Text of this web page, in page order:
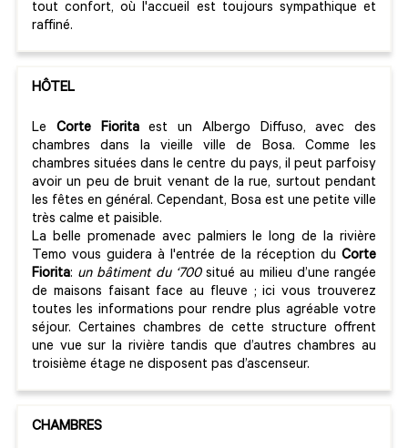
tout confort, où l'accueil est toujours sympathique et
raffiné.
HÔTEL
Le Corte Fioritaest un Albergo Diffuso, avec des
chambres dans la vieille ville de Bosa. Comme les
chambres situées dans le centre du pays, il peut parfoisy
avoir un peu de bruit venant de la rue, surtout pendant
les fêtes en général. Cependant, Bosa est une petite ville
très calme et paisible.
La belle promenade avec palmiers le long de la rivière
Temo vous guidera à l'entrée de la réception du Corte
Fiorita: un bâtiment du ‘700situé au milieu d’une rangée
de maisons faisant face au fleuve ; ici vous trouverez
toutes les informations pour rendre plus agréable votre
séjour. Certaines chambres de cette structure offrent
une vue sur la rivière tandis que d’autres chambres au
troisième étage ne disposent pas d’ascenseur.
CHAMBRES